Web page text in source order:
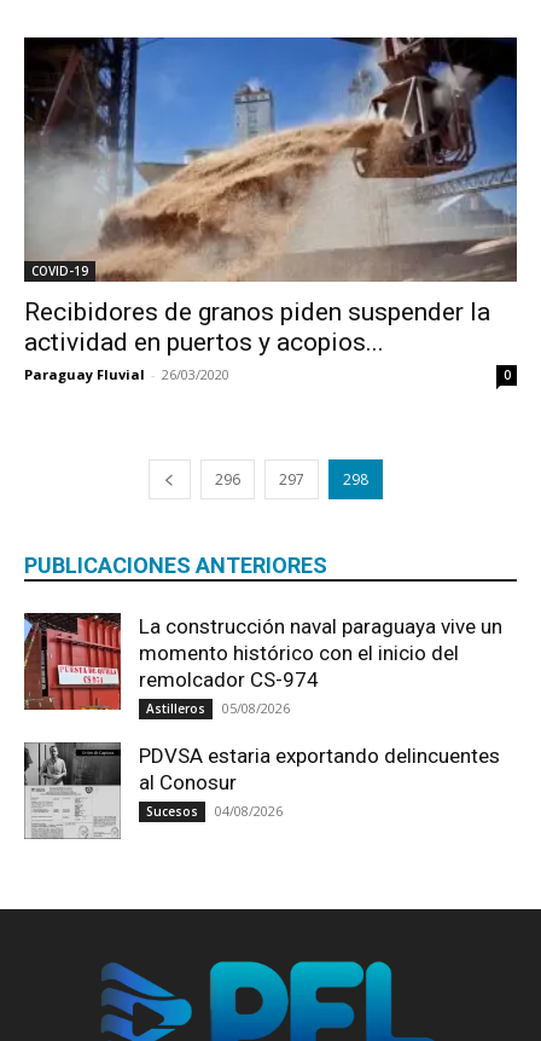
COVID-19
Recibidores de granos piden suspender la
actividad en puertos y acopios...
Paraguay Fluvial - 26/03/2020 0
296 297 298
PUBLICACIONES ANTERIORES
La construcción naval paraguaya vive un
momento histórico con el inicio del
remolcador CS-974
Astilleros 05/08/2026
PDVSA estaria exportando delincuentes
al Conosur
Sucesos 04/08/2026